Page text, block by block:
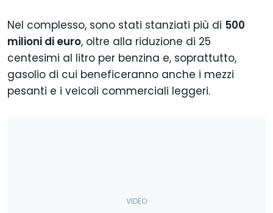
Nel complesso, sono stati stanziati più di 500
milioni di euro, oltre alla riduzione di 25
centesimi al litro per benzina e, soprattutto,
gasolio di cui beneficeranno anche i mezzi
pesanti e i veicoli commerciali leggeri.